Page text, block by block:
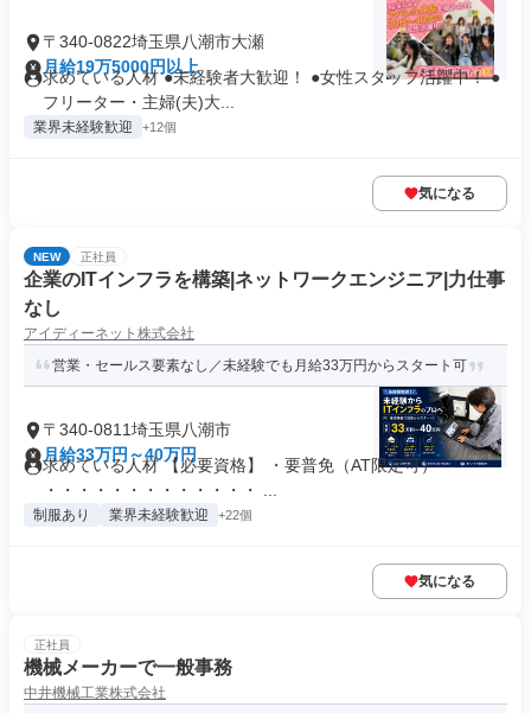
〒340-0822埼玉県八潮市大瀬
月給19万5000円以上
求めている人材 ●未経験者大歓迎！ ●女性スタッフ活躍中！ ●
フリーター・主婦(夫)大...
業界未経験歓迎 +12個
気になる
NEW 正社員
企業のITインフラを構築|ネットワークエンジニア|力仕事
なし
アイディーネット株式会社
営業・セールス要素なし／未経験でも月給33万円からスタート可
〒340-0811埼玉県八潮市
月給33万円～40万円
求めている人材 【必要資格】 ・要普免（AT限定可）
・・・・・・・・・・・・・ ...
制服あり 業界未経験歓迎 +22個
気になる
正社員
機械メーカーで一般事務
中井機械工業株式会社